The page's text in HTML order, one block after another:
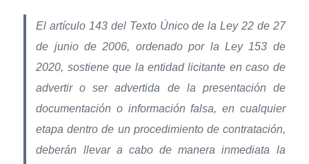
El artículo 143 del Texto Único de la Ley 22 de 27
de junio de 2006, ordenado por la Ley 153 de
2020, sostiene que la entidad licitante en caso de
advertir o ser advertida de la presentación de
documentación o información falsa, en cualquier
etapa dentro de un procedimiento de contratación,
deberán llevar a cabo de manera inmediata la